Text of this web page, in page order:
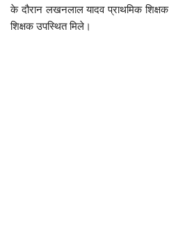
के दौरान लखनलाल यादव प्राथमिक
शिक्षक उपस्थित मिले।